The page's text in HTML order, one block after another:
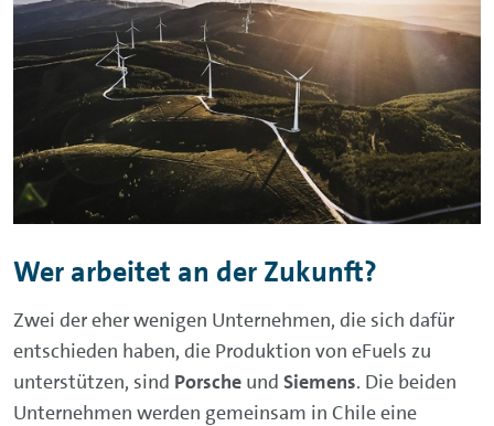
Wer arbeitet an der Zukunft?
Zwei der eher wenigen Unternehmen, die sich dafür
entschieden haben, die Produktion von eFuels zu
unterstützen, sind Porsche und Siemens. Die beiden
Unternehmen werden gemeinsam in Chile eine